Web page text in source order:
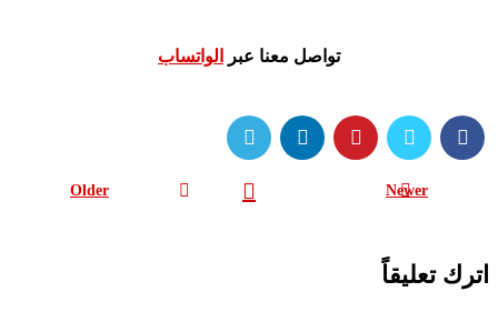
تواصل معنا عبر الواتساب
Newer
Older
اترك تعليقاً